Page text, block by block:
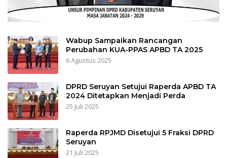
Wabup Sampaikan Rancangan
Perubahan KUA-PPAS APBD TA 2025
6 Agustus 2025
DPRD Seruyan Setujui Raperda APBD TA
2024 Ditetapkan Menjadi Perda
25 Juli 2025
Raperda RPJMD Disetujui 5 Fraksi DPRD
Seruyan
21 Juli 2025